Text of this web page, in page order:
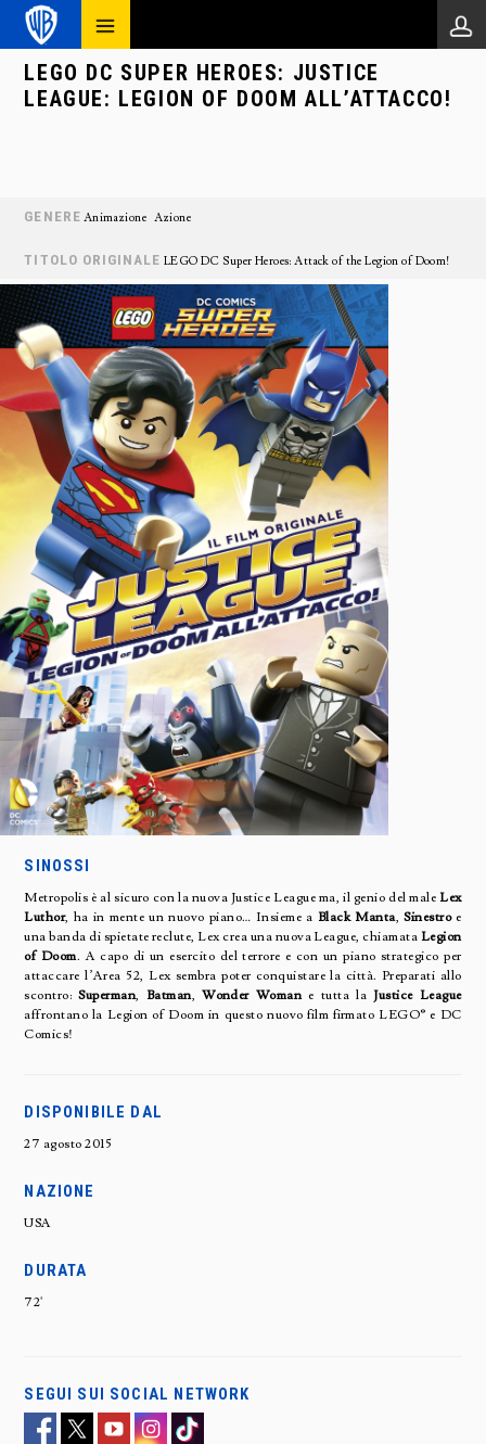
LEGO DC SUPER HEROES: JUSTICE
LEAGUE: LEGION OF DOOM ALL’ATTACCO!
GENERE Animazione Azione
TITOLO ORIGINALE LEGO DC Super Heroes: Attack of the Legion of Doom!
SINOSSI
Metropolis è al sicuro con la nuova Justice League ma, il genio del maleLex
Luthor, ha in mente un nuovo piano… Insieme a Black Manta,Sinestroe
una banda di spietate reclute, Lex crea una nuova League, chiamata Legion
of Doom. A capo di un esercito del terrore e con un piano strategico per
attaccare l’Area 52, Lex sembra poter conquistare la città. Preparati allo
scontro:Superman, Batman,Wonder Womane tutta la Justice League
affrontano la Legion of Doom in questo nuovo film firmato LEGO® e DC
Comics!
DISPONIBILE DAL
27 agosto 2015
NAZIONE
USA
DURATA
72'
SEGUI SUI SOCIAL NETWORK